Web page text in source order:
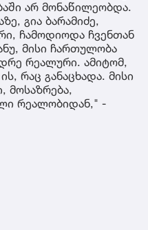
არ მონაწილეობდა.
გია ბარამიძე,
ჩამოდიოდა ჩვენთან
მისი ჩართულობა
რეალური. ამიტომ,
რაც განაცხადა. მისი
მოსაზრება,
რეალობიდან," -